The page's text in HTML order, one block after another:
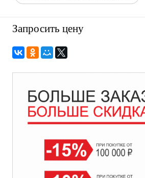
Запросить цену